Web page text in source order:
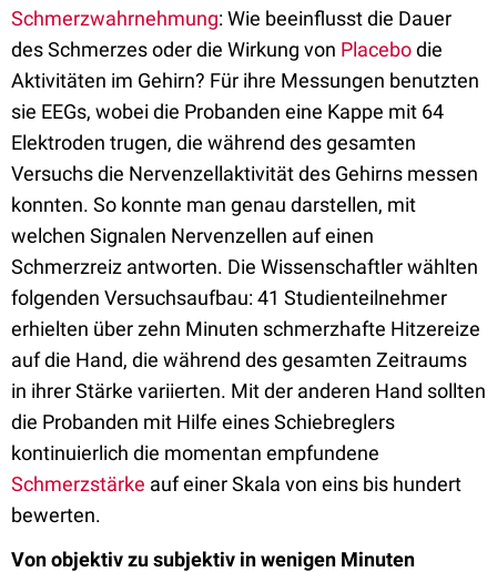
Schmerzwahrnehmung: Wie beeinflusst die Dauer
des Schmerzes oder die Wirkung von Placebodie
Aktivitäten im Gehirn? Für ihre Messungen benutzten
sie EEGs, wobei die Probanden eine Kappe mit 64
Elektroden trugen, die während des gesamten
Versuchs die Nervenzellaktivität des Gehirns messen
konnten. So konnte man genau darstellen, mit
welchen Signalen Nervenzellen auf einen
Schmerzreiz antworten. Die Wissenschaftler wählten
folgenden Versuchsaufbau: 41 Studienteilnehmer
erhielten über zehn Minuten schmerzhafte Hitzereize
auf die Hand, die während des gesamten Zeitraums
in ihrer Stärke variierten. Mit der anderen Hand sollten
die Probanden mit Hilfe eines Schiebreglers
kontinuierlich die momentan empfundene
Schmerzstärke auf einer Skala von eins bis hundert
bewerten.
Von objektiv zu subjektiv in wenigen Minuten